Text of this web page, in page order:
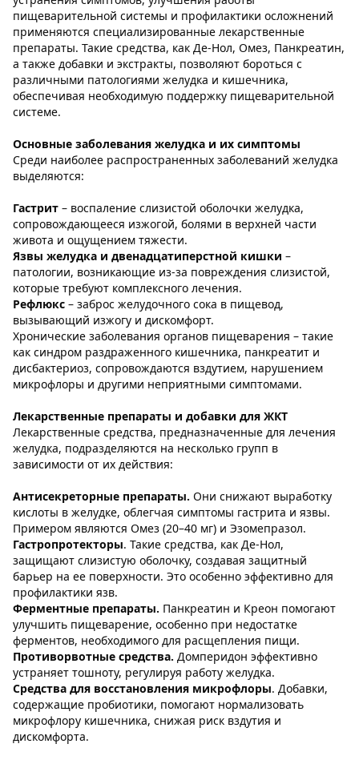
пищеварительной системы и профилактики осложнений
применяются специализированные лекарственные
препараты. Такие средства, как Де-Нол, Омез, Панкреатин,
а также добавки и экстракты, позволяют бороться с
различными патологиями желудка и кишечника,
обеспечивая необходимую поддержку пищеварительной
системе.
Основные заболевания желудка и их симптомы
Среди наиболее распространенных заболеваний желудка
выделяются:
Гастрит – воспаление слизистой оболочки желудка,
сопровождающееся изжогой, болями в верхней части
живота и ощущением тяжести.
Язвы желудка и двенадцатиперстной кишки –
патологии, возникающие из-за повреждения слизистой,
которые требуют комплексного лечения.
Рефлюкс – заброс желудочного сока в пищевод,
вызывающий изжогу и дискомфорт.
Хронические заболевания органов пищеварения – такие
как синдром раздраженного кишечника, панкреатит и
дисбактериоз, сопровождаются вздутием, нарушением
микрофлоры и другими неприятными симптомами.
Лекарственные препараты и добавки для ЖКТ
Лекарственные средства, предназначенные для лечения
желудка, подразделяются на несколько групп в
зависимости от их действия:
Антисекреторные препараты. Они снижают выработку
кислоты в желудке, облегчая симптомы гастрита и язвы.
Примером являются Омез (20–40 мг) и Эзомепразол.
Гастропротекторы. Такие средства, как Де-Нол,
защищают слизистую оболочку, создавая защитный
барьер на ее поверхности. Это особенно эффективно для
профилактики язв.
Ферментные препараты. Панкреатин и Креон помогают
улучшить пищеварение, особенно при недостатке
ферментов, необходимого для расщепления пищи.
Противорвотные средства. Домперидон эффективно
устраняет тошноту, регулируя работу желудка.
Средства для восстановления микрофлоры. Добавки,
содержащие пробиотики, помогают нормализовать
микрофлору кишечника, снижая риск вздутия и
дискомфорта.